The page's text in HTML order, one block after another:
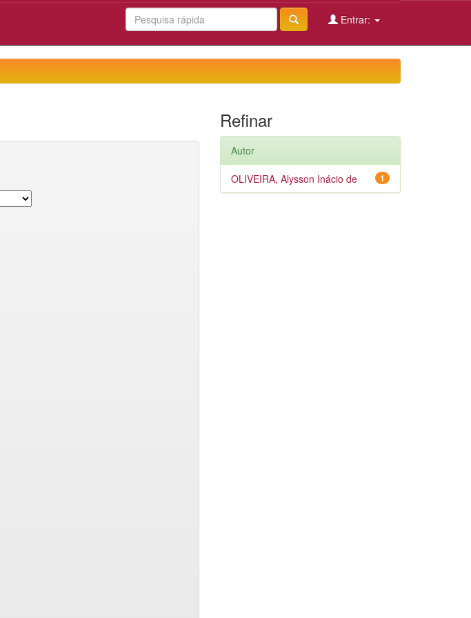
Entrar:
Refinar
Autor
1
OLIVEIRA, Alysson Inácio de